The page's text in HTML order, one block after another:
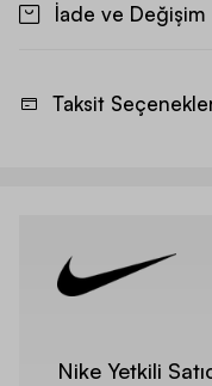
İade ve Değişim
Taksit
Nike Yetkili